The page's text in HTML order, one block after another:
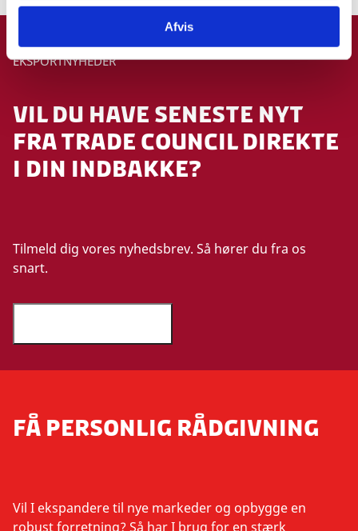
Afvis
EKSPORTNYHEDER
VIL DU HAVE SENESTE NYT
FRA TRADE COUNCIL DIREKTE
I DIN INDBAKKE?
Tilmeld dig vores nyhedsbrev. Så hører du fra os
snart.
FÅ PERSONLIG RÅDGIVNING
Vil I ekspandere til nye markeder og opbygge en
robust forretning? Så har I brug for en stærk